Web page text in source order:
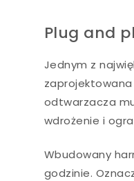
Plug and
Jednym z
odtwarzacza
wdrożenie i
Wbudowany
godzinie.